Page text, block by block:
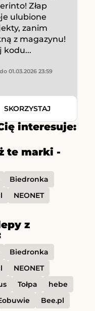
interesuje:
te marki -
Biedronka
NEONET
z
Biedronka
NEONET
Tołpa
hebe
Bee.pl
Złap
ulubione
zanim
z magazynu!
kodu...
do 01.03.2026 23:59
SKORZYSTAJ